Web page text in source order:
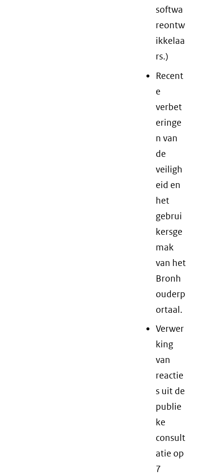
softwa
reontw
ikkelaa
rs.)
Recent
e
verbet
eringe
n van
de
veiligh
eid en
het
gebrui
kersge
mak
van het
Bronh
ouderp
ortaal.
Verwer
king
van
reactie
s uit de
publie
ke
consult
atie op
7